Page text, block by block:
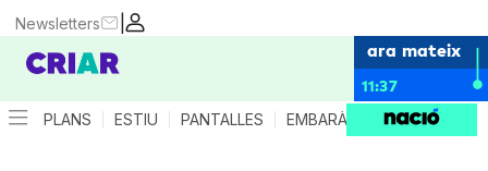
|
Newsletters
ara mateix
11:37
PLANS ESTIU PANTALLES EMBARÀS CRIANÇA